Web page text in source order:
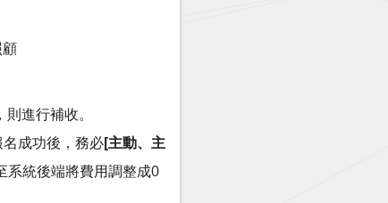
進行補收。
成功後，務必[主動、主
系統後端將費用調整成0